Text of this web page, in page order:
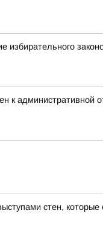
избирательного
к административной
стен,